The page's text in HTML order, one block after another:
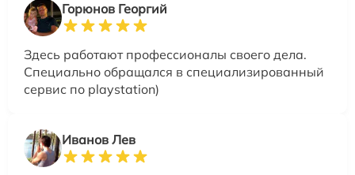
Горюнов Георгий
Здесь работают профессионалы своего дела.
Специально обращался в специализированный
сервис по playstation)
Иванов Лев